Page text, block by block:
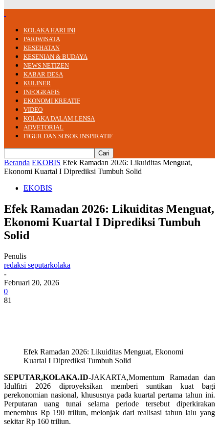
KOLAKA HARI INI
PARIWISATA
KESEHATAN
KESENIAN & BUDAYA
NEWS NETIZEN
KABAR DESA
KULINER
INFOGRAFIS
EKONOMI KREATIF
VIDEO
KOLAKA DALAM LENSA
ADVETORIAL
FIGUR DAN SOSOK INSPIRATIF
Beranda EKOBIS Efek Ramadan 2026: Likuiditas Menguat,
Ekonomi Kuartal I Diprediksi Tumbuh Solid
EKOBIS
Efek Ramadan 2026: Likuiditas Menguat,
Ekonomi Kuartal I Diprediksi Tumbuh
Solid
Penulis
redaksi seputarkolaka
-
Februari 20, 2026
0
81
Efek Ramadan 2026: Likuiditas Menguat, Ekonomi
Kuartal I Diprediksi Tumbuh Solid
SEPUTAR,KOLAKA.ID-JAKARTA,Momentum Ramadan dan
Idulfitri 2026 diproyeksikan memberi suntikan kuat bagi
perekonomian nasional, khususnya pada kuartal pertama tahun ini.
Perputaran uang tunai selama periode tersebut diperkirakan
menembus Rp 190 triliun, melonjak dari realisasi tahun lalu yang
sekitar Rp 160 triliun.